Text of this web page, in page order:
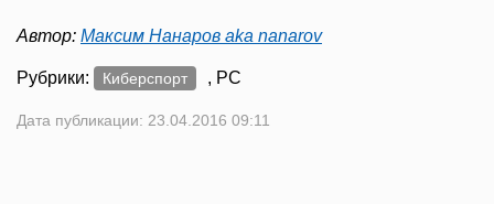
Автор: Максим Нанаров aka nanarov
Рубрики: Киберспорт , PC
Дата публикации: 23.04.2016 09:11